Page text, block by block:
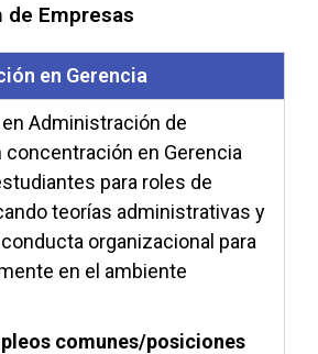
Empresas
en Gerencia
Administración de
concentración en Gerencia
para roles de
teorías administrativas y
organizacional para
en el ambiente
comunes/posiciones